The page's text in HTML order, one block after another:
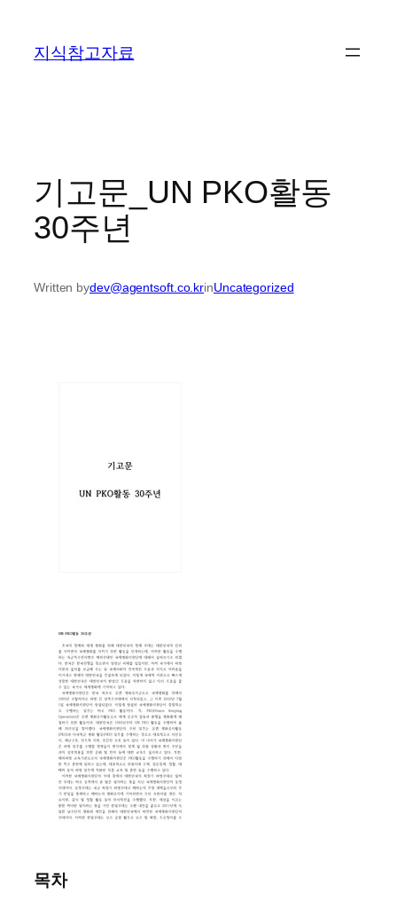
지식참고자료
기고문_UN PKO활동
30주년
Written bydev@agentsoft.co.krinUncategorized
목차